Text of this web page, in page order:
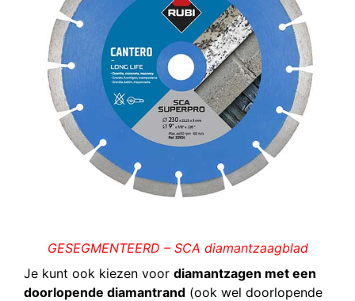
GESEGMENTEERD – SCA diamantzaagblad
Je kunt ook kiezen voor diamantzagen met een
doorlopende diamantrand (ook wel doorlopende